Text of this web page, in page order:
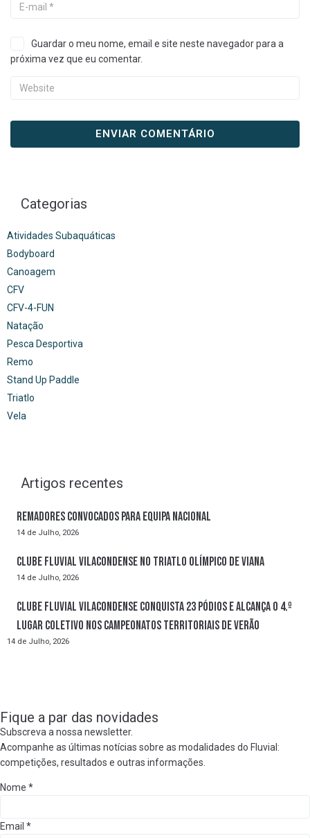
Guardar o meu nome, email e site neste navegador para a
próxima vez que eu comentar.
Categorias
Atividades Subaquáticas
Bodyboard
Canoagem
CFV
CFV-4-FUN
Natação
Pesca Desportiva
Remo
Stand Up Paddle
Triatlo
Vela
Artigos recentes
Remadores convocados para Equipa Nacional
14 de Julho, 2026
Clube Fluvial Vilacondense no Triatlo Olímpico de Viana
14 de Julho, 2026
Clube Fluvial Vilacondense conquista 23 pódios e alcança o 4.º
lugar coletivo nos Campeonatos Territoriais de Verão
14 de Julho, 2026
Fique a par das novidades
Subscreva a nossa newsletter.
Acompanhe as últimas notícias sobre as modalidades do Fluvial:
competições, resultados e outras informações.
Nome *
Email *